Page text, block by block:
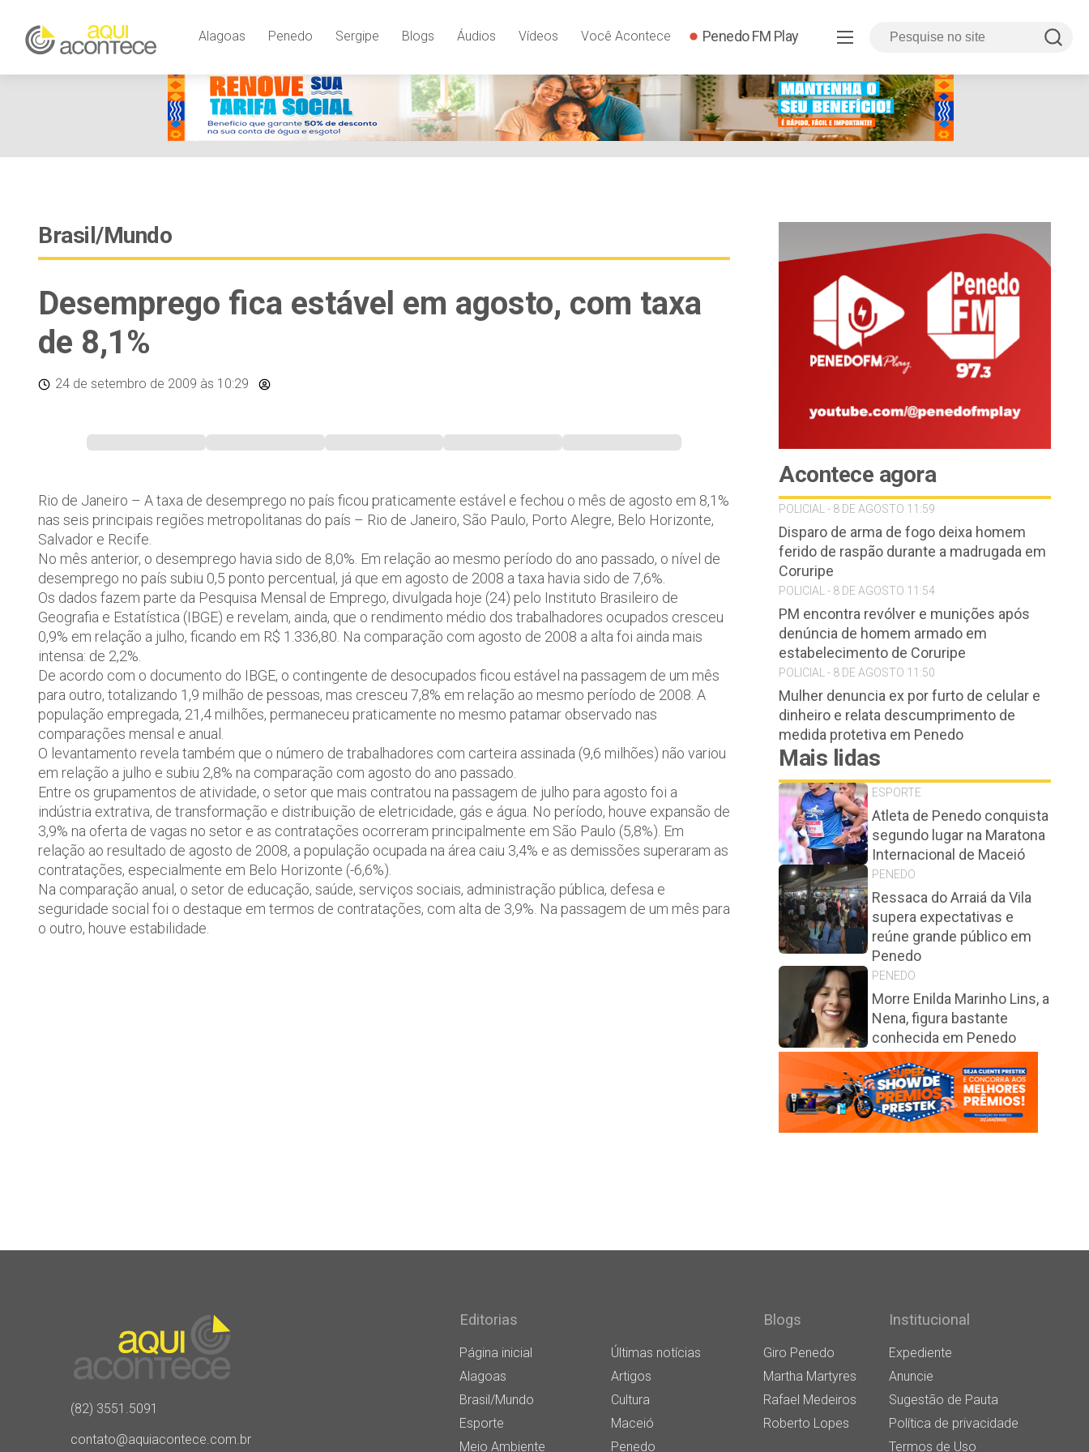
Alagoas
Penedo Sergipe Blogs Áudios Vídeos Você Acontece Penedo FM Play
Brasil/Mundo
Desemprego fica estável em agosto, com taxa
de 8,1%
24 de setembro de 2009 às 10:29
Rio de Janeiro – A taxa de desemprego no país ficou praticamente estável e fechou o mês de agosto em 8,1%
nas seis principais regiões metropolitanas do país – Rio de Janeiro, São Paulo, Porto Alegre, Belo Horizonte,
Salvador e Recife.
No mês anterior, o desemprego havia sido de 8,0%. Em relação ao mesmo período do ano passado, o nível de
desemprego no país subiu 0,5 ponto percentual, já que em agosto de 2008 a taxa havia sido de 7,6%.
Os dados fazem parte da Pesquisa Mensal de Emprego, divulgada hoje (24) pelo Instituto Brasileiro de
Geografia e Estatística (IBGE) e revelam, ainda, que o rendimento médio dos trabalhadores ocupados cresceu
0,9% em relação a julho, ficando em R$ 1.336,80. Na comparação com agosto de 2008 a alta foi ainda mais
intensa: de 2,2%.
De acordo com o documento do IBGE, o contingente de desocupados ficou estável na passagem de um mês
para outro, totalizando 1,9 milhão de pessoas, mas cresceu 7,8% em relação ao mesmo período de 2008. A
população empregada, 21,4 milhões, permaneceu praticamente no mesmo patamar observado nas
comparações mensal e anual.
O levantamento revela também que o número de trabalhadores com carteira assinada (9,6 milhões) não variou
em relação a julho e subiu 2,8% na comparação com agosto do ano passado.
Entre os grupamentos de atividade, o setor que mais contratou na passagem de julho para agosto foi a
indústria extrativa, de transformação e distribuição de eletricidade, gás e água. No período, houve expansão de
3,9% na oferta de vagas no setor e as contratações ocorreram principalmente em São Paulo (5,8%). Em
relação ao resultado de agosto de 2008, a população ocupada na área caiu 3,4% e as demissões superaram as
contratações, especialmente em Belo Horizonte (-6,6%).
Na comparação anual, o setor de educação, saúde, serviços sociais, administração pública, defesa e
seguridade social foi o destaque em termos de contratações, com alta de 3,9%. Na passagem de um mês para
o outro, houve estabilidade.
Acontece agora
POLICIAL - 8 DE AGOSTO 11:59
Disparo de arma de fogo deixa homem
ferido de raspão durante a madrugada em
Coruripe
POLICIAL - 8 DE AGOSTO 11:54
PM encontra revólver e munições após
denúncia de homem armado em
estabelecimento de Coruripe
POLICIAL - 8 DE AGOSTO 11:50
Mulher denuncia ex por furto de celular e
dinheiro e relata descumprimento de
medida protetiva em Penedo
Mais lidas
ESPORTE
Atleta de Penedo conquista
segundo lugar na Maratona
Internacional de Maceió
PENEDO
Ressaca do Arraiá da Vila
supera expectativas e
reúne grande público em
Penedo
PENEDO
Morre Enilda Marinho Lins, a
Nena, figura bastante
conhecida em Penedo
(82) 3551.5091
contato@aquiacontece.com.br
Editorias
Página inicial
Últimas notícias
Alagoas
Artigos
Brasil/Mundo
Cultura
Esporte
Maceió
Meio Ambiente
Penedo
Blogs
Giro Penedo
Martha Martyres
Rafael Medeiros
Roberto Lopes
Institucional
Expediente
Anuncie
Sugestão de Pauta
Política de privacidade
Termos de Uso